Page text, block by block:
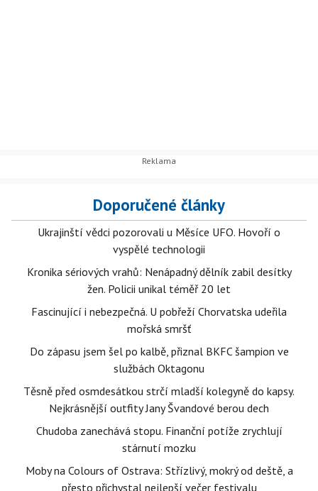
Doporučené články
Ukrajinští vědci pozorovali u Měsíce UFO. Hovoří o
vyspělé technologii
Kronika sériových vrahů: Nenápadný dělník zabil desítky
žen. Policii unikal téměř 20 let
Fascinující i nebezpečná. U pobřeží Chorvatska udeřila
mořská smršť
Do zápasu jsem šel po kalbě, přiznal BKFC šampion ve
službách Oktagonu
Těsně před osmdesátkou strčí mladší kolegyně do kapsy.
Nejkrásnější outfity Jany Švandové berou dech
Chudoba zanechává stopu. Finanční potíže zrychlují
stárnutí mozku
Moby na Colours of Ostrava: Střízlivý, mokrý od deště, a
přesto přichystal nejlepší večer festivalu